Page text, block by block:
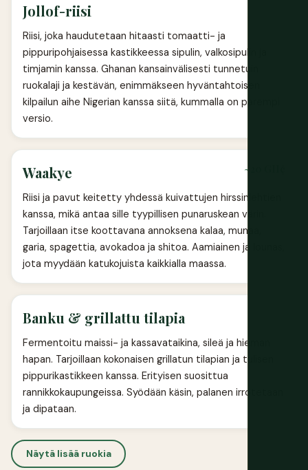
Jollof-riisi
Riisi, joka haudutetaan hitaasti tomaatti- ja
pippuripohjaisessa kastikkeessa sipulin, valkosipulin ja
timjamin kanssa. Ghanan kansainvälisesti tunnetuin
ruokalaji ja kestävän, enimmäkseen hyväntahtoisen
kilpailun aihe Nigerian kanssa siitä, kummalla on parempi
versio.
Waakye ~20 GH¢
Riisi ja pavut keitetty yhdessä kuivattujen hirssinlehtien
kanssa, mikä antaa sille tyypillisen punaruskean värin.
Tarjoillaan itse koottavana annoksena kalaa, munaa,
garia, spagettia, avokadoa ja shitoa. Aamiainen ja lounas,
jota myydään katukojuista kaikkialla maassa.
Banku & grillattu tilapia
Fermentoitu maissi- ja kassavataikina, sileä ja hieman
hapan. Tarjoillaan kokonaisen grillatun tilapian ja tulisen
pippurikastikkeen kanssa. Erityisen suosittua
rannikkokaupungeissa. Syödään käsin, palanen irrotetaan
ja dipataan.
Näytä lisää ruokia